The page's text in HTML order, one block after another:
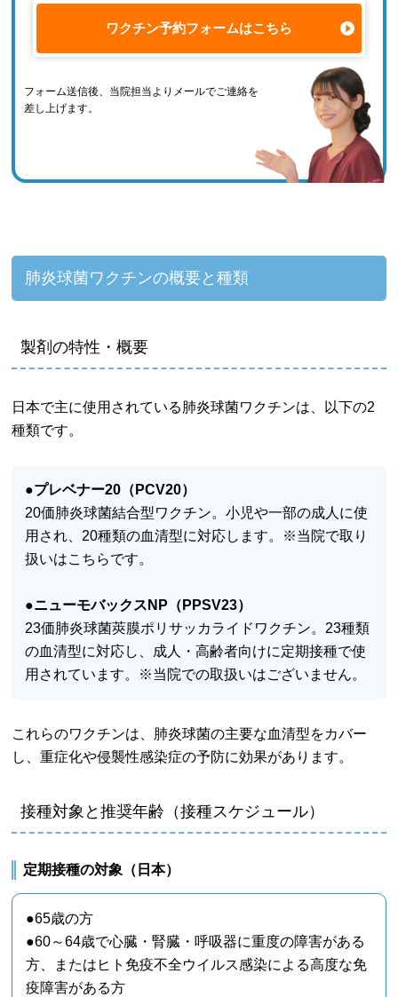
ワクチン予約フォームはこちら
フォーム送信後、当院担当よりメールでご連絡を
差し上げます。
肺炎球菌ワクチンの概要と種類
製剤の特性・概要
日本で主に使用されている肺炎球菌ワクチンは、以下の2
種類です。
●プレベナー20（PCV20）
20価肺炎球菌結合型ワクチン。小児や一部の成人に使
用され、20種類の血清型に対応します。※当院で取り
扱いはこちらです。
●ニューモバックスNP（PPSV23）
23価肺炎球菌莢膜ポリサッカライドワクチン。23種類
の血清型に対応し、成人・高齢者向けに定期接種で使
用されています。※当院での取扱いはございません。
これらのワクチンは、肺炎球菌の主要な血清型をカバー
し、重症化や侵襲性感染症の予防に効果があります。
接種対象と推奨年齢（接種スケジュール）
定期接種の対象（日本）
●65歳の方
●60～64歳で心臓・腎臓・呼吸器に重度の障害がある
方、またはヒト免疫不全ウイルス感染による高度な免
疫障害がある方